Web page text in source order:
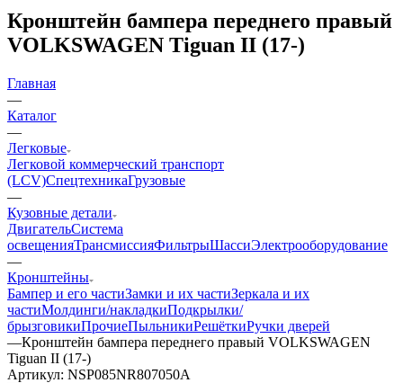
Кронштейн бампера переднего правый
VOLKSWAGEN Tiguan II (17-)
Главная
—
Каталог
—
Легковые
Легковой коммерческий транспорт
(LCV)СпецтехникаГрузовые
—
Кузовные детали
ДвигательСистема
освещенияТрансмиссияФильтрыШассиЭлектрооборудование
—
Кронштейны
Бампер и его частиЗамки и их частиЗеркала и их
частиМолдинги/накладкиПодкрылки/
брызговикиПрочиеПыльникиРешёткиРучки дверей
—Кронштейн бампера переднего правый VOLKSWAGEN
Tiguan II (17-)
Артикул: NSP085NR807050A